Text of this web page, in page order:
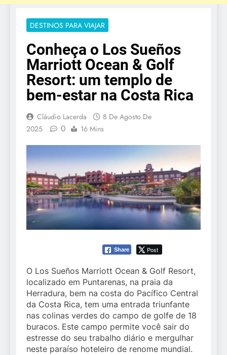
DESTINOS PARA VIAJAR
Conheça o Los Sueños
Marriott Ocean & Golf
Resort: um templo de
bem-estar na Costa Rica
Cláudio Lacerda
8 De Agosto De
2025
0 16 Mins
Share Post
O Los Sueños Marriott Ocean & Golf Resort,
localizado em Puntarenas, na praia da
Herradura, bem na costa do Pacífico Central
da Costa Rica, tem uma entrada triunfante
nas colinas verdes do campo de golfe de 18
buracos. Este campo permite você sair do
estresse do seu trabalho diário e mergulhar
neste paraíso hoteleiro de renome mundial.